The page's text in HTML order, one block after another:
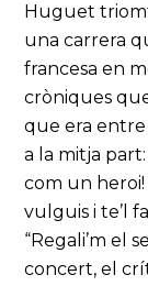
Huguet
una carrera
francesa en
cròniques
que era entre
a la mitja
com un
vulguis i te’l
“Regali’m el
concert, el